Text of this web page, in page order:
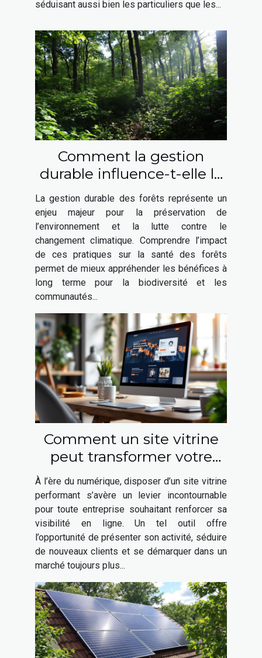
séduisant aussi bien les particuliers que les...
Comment la gestion
durable influence-t-elle la
santé des forêts ?
La gestion durable des forêts représente un
enjeu majeur pour la préservation de
l’environnement et la lutte contre le
changement climatique. Comprendre l’impact
de ces pratiques sur la santé des forêts
permet de mieux appréhender les bénéfices à
long terme pour la biodiversité et les
communautés...
Comment un site vitrine
peut transformer votre
présence en ligne ?
À l’ère du numérique, disposer d’un site vitrine
performant s’avère un levier incontournable
pour toute entreprise souhaitant renforcer sa
visibilité en ligne. Un tel outil offre
l’opportunité de présenter son activité, séduire
de nouveaux clients et se démarquer dans un
marché toujours plus...